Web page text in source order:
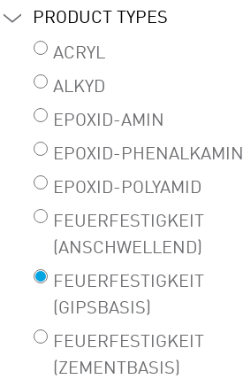
PRODUCT TYPES
ACRYL
ALKYD
EPOXID-AMIN
EPOXID-PHENALKAMIN
EPOXID-POLYAMID
FEUERFESTIGKEIT
(ANSCHWELLEND)
FEUERFESTIGKEIT
(GIPSBASIS)
FEUERFESTIGKEIT
(ZEMENTBASIS)